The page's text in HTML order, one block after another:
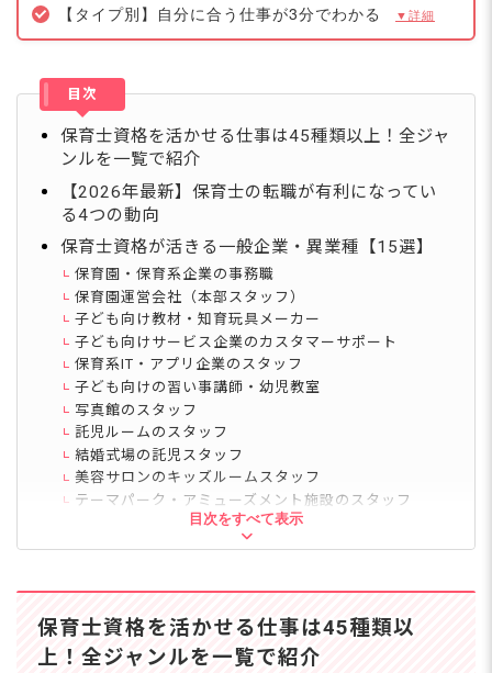
【タイプ別】自分に合う仕事が3分でわかる ▼詳細
目次
保育士資格を活かせる仕事は45種類以上！全ジャ
ンルを一覧で紹介
【2026年最新】保育士の転職が有利になってい
る4つの動向
保育士資格が活きる一般企業・異業種【15選】
保育園・保育系企業の事務職
保育園運営会社（本部スタッフ）
子ども向け教材・知育玩具メーカー
子ども向けサービス企業のカスタマーサポート
保育系IT・アプリ企業のスタッフ
子ども向けの習い事講師・幼児教室
写真館のスタッフ
託児ルームのスタッフ
結婚式場の託児スタッフ
美容サロンのキッズルームスタッフ
テーマパーク・アミューズメント施設のスタッフ
子ども服の販売員
保育士派遣・人材コーディネーター
保育園の栄養士・調理スタッフ
未経験から異業種へ転職する3つのコツ
在宅・副業としてもぴったり！フリーランスの働
目次をすべて表示
保育士資格を活かせる仕事は45種類以
上！全ジャンルを一覧で紹介